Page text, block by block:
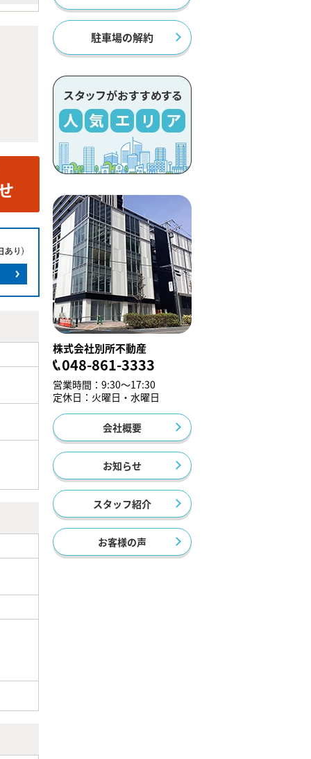
駐車場の解約
株式会社別所不動産
048-861-3333
営業時間：9:30～17:30
定休日：火曜日・水曜日
会社概要
お知らせ
スタッフ紹介
お客様の声